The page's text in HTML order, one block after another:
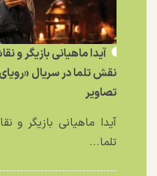
آیدا ماهیانی بازیگر و
نقش تلما در سریال
تصاویر
آیدا ماهیانی بازیگر و
تلما...